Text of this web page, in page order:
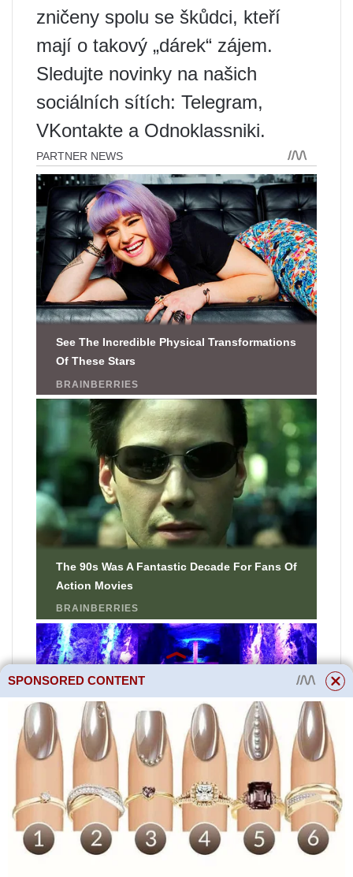
zničeny spolu se škůdci, kteří
mají o takový „dárek“ zájem.
Sledujte novinky na našich
sociálních sítích: Telegram,
VKontakte a Odnoklassniki.
SPONSORED CONTENT